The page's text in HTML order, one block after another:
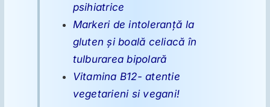
psihiatrice
Markeri de intoleranţă la
gluten şi boală celiacă în
tulburarea bipolară
Vitamina B12- atentie
vegetarieni si vegani!